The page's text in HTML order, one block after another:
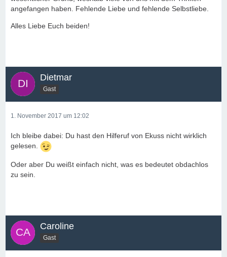
angefangen haben. Fehlende Liebe und fehlende Selbstliebe.
Alles Liebe Euch beiden!
Dietmar
Gast
1. November 2017 um 12:02
Ich bleibe dabei: Du hast den Hilferuf von Ekuss nicht wirklich
gelesen.
Oder aber Du weißt einfach nicht, was es bedeutet obdachlos
zu sein.
Caroline
Gast